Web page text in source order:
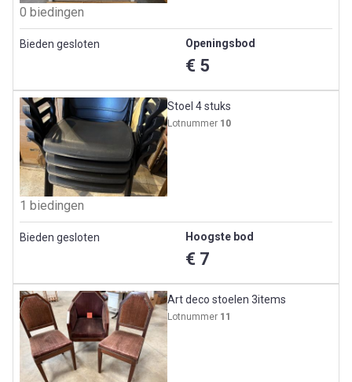
0 biedingen
Bieden gesloten Openingsbod
€ 5
Stoel 4 stuks
Lotnummer 10
1 biedingen
Bieden gesloten Hoogste bod
€ 7
Art deco stoelen 3items
Lotnummer 11